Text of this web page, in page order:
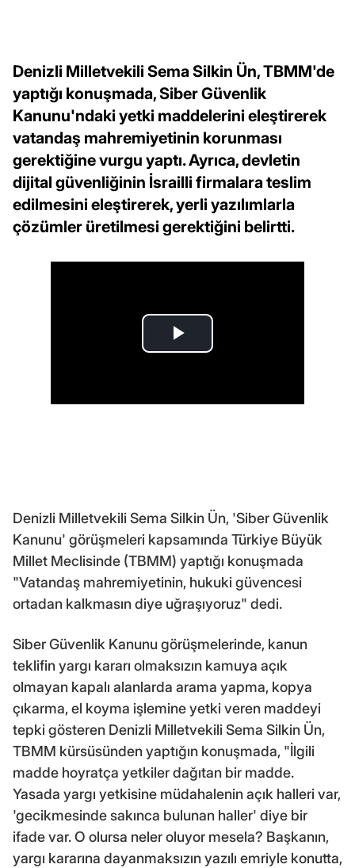
Denizli Milletvekili Sema Silkin Ün, TBMM'de
yaptığı konuşmada, Siber Güvenlik
Kanunu'ndaki yetki maddelerini eleştirerek
vatandaş mahremiyetinin korunması
gerektiğine vurgu yaptı. Ayrıca, devletin
dijital güvenliğinin İsrailli firmalara teslim
edilmesini eleştirerek, yerli yazılımlarla
çözümler üretilmesi gerektiğini belirtti.
Denizli Milletvekili Sema Silkin Ün, 'Siber Güvenlik
Kanunu' görüşmeleri kapsamında Türkiye Büyük
Millet Meclisinde (TBMM) yaptığı konuşmada
"Vatandaş mahremiyetinin, hukuki güvencesi
ortadan kalkmasın diye uğraşıyoruz" dedi.
Siber Güvenlik Kanunu görüşmelerinde, kanun
teklifin yargı kararı olmaksızın kamuya açık
olmayan kapalı alanlarda arama yapma, kopya
çıkarma, el koyma işlemine yetki veren maddeyi
tepki gösteren Denizli Milletvekili Sema Silkin Ün,
TBMM kürsüsünden yaptığın konuşmada, "İlgili
madde hoyratça yetkiler dağıtan bir madde.
Yasada yargı yetkisine müdahalenin açık halleri var,
'gecikmesinde sakınca bulunan haller' diye bir
ifade var. O olursa neler oluyor mesela? Başkanın,
yargı kararına dayanmaksızın yazılı emriyle konutta,